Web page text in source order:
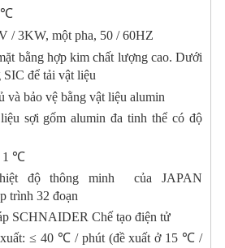
℃
/ 3KW, một pha, 50 / 60HZ
bằng hợp kim chất lượng cao. Dưới
để tải vật liệu
và bảo vệ bằng vật liệu alumin
sợi gốm alumin đa tinh thể có độ
1 ℃
độ thông minh của JAPAN
trình 32 đoạn
SCHNAIDER Chế tạo điện tử
≤ 40 ℃ / phút (đề xuất ở 15 ℃ /